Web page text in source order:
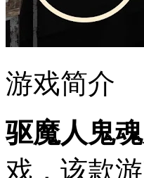
游戏简介
驱魔人鬼
戏，该款